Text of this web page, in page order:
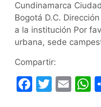
Cundinamarca
Bogotá D.C.
a la institución Por
urbana, sede
Compartir:
F
T
E